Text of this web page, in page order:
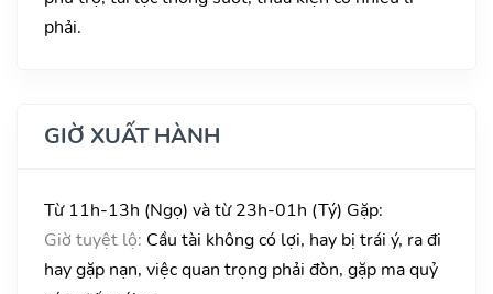
phải.
GIỜ XUẤT HÀNH
Từ 11h-13h (Ngọ) và từ 23h-01h (Tý) Gặp:
Giờ tuyệt lộ: Cầu tài không có lợi, hay bị trái ý, ra đi
hay gặp nạn, việc quan trọng phải đòn, gặp ma quỷ